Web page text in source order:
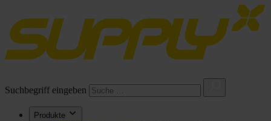
Suchbegriff eingeben
Produkte